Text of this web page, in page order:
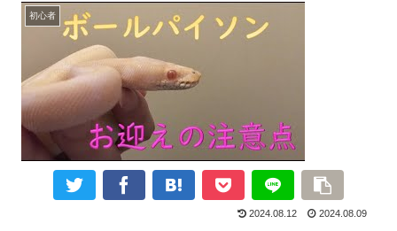
初心者
2024.08.12 2024.08.09